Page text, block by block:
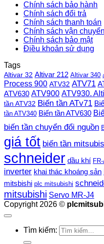
Chính sách bảo hành
Chính sách đổi trả
Chính sách thanh toán
Chính sách vận chuyển
Chính sách bảo mật
Điều khoản sử dụng
Tags
Altivar 32 Altivar 212 Altivar 340
Process 900 ATV32 ATV71
ATV630 ATV900 ATV930.
tần ATV32 Biến tần ATv71
tần ATV340 Biến tần ATV630
biến tần chuyển đổi nguồn
giá tốt biến tần
schneider dầu khí
inverter khai thác khoáng sản
mitsbishi plc mitsubishi
mitsubishi Servo MR-J4
Copyright 2026 ©
Tìm kiếm: